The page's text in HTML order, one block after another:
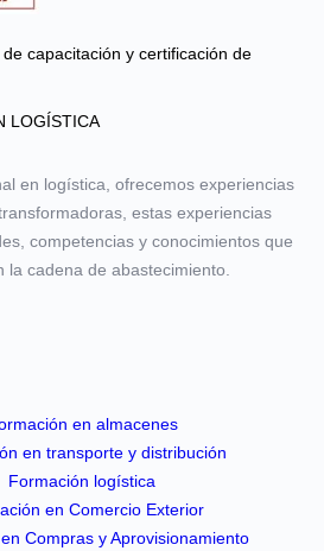
capacitación y certificación de
LOGÍSTICA
en logística, ofrecemos experiencias
estas experiencias
competencias y conocimientos que
cadena de abastecimiento.
en almacenes
en transporte y distribución
Formación logística
en Comercio Exterior
Compras y Aprovisionamiento